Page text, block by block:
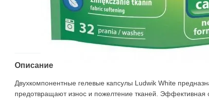
Описание
Двухкомпонентные гелевые капсулы Ludwik White
предотвращают износ и пожелтение тканей. Эффективная